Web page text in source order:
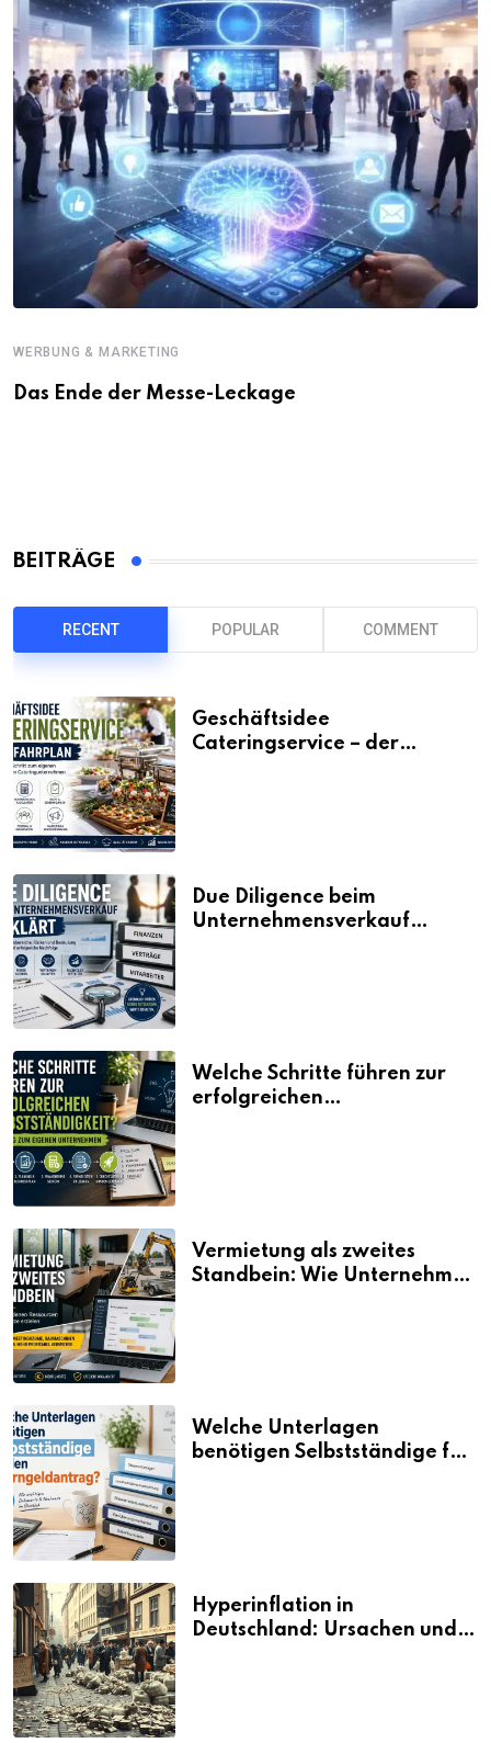
WERBUNG & MARKETING
Das Ende der Messe-Leckage
BEITRÄGE
RECENT POPULAR COMMENT
Geschäftsidee
Cateringservice – der
Due Diligence beim
Unternehmensverkauf
Welche Schritte führen zur
erfolgreichen
Vermietung als zweites
Standbein: Wie Unternehmen
Welche Unterlagen
benötigen Selbstständige für
Hyperinflation in
Deutschland: Ursachen und